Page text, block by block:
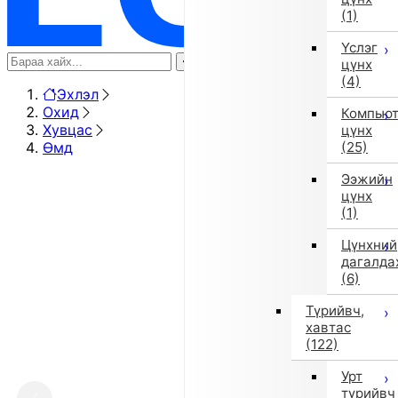
(1)
Үслэг
цүнх
(4)
цүнх
(25)
Ээжийн
цүнх
(1)
Цүнхний
(6)
Түрийвч,
хавтас
(122)
Урт
түрийвч
Эхлэл
Охид
Хувцас
Өмд